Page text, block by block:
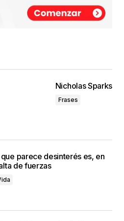
Nicholas Sparks
Frases
parece desinterés es, en
de fuerzas